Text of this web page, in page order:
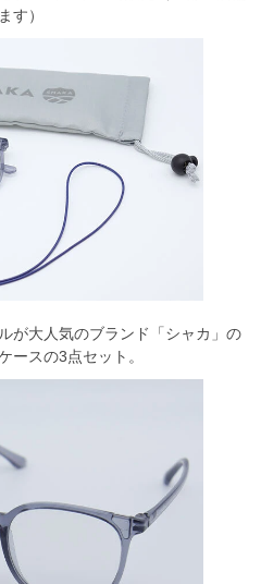
す）
が大人気のブランド「シャカ」の
ースの3点セット。